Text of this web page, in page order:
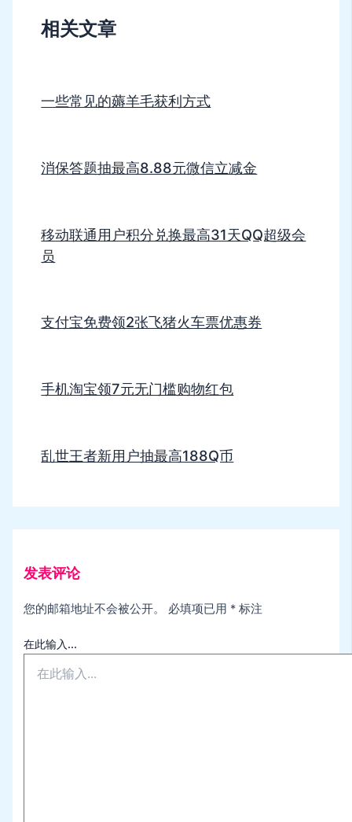
相关文章
一些常见的薅羊毛获利方式
消保答题抽最高8.88元微信立减金
移动联通用户积分兑换最高31天QQ超级会
员
支付宝免费领2张飞猪火车票优惠券
手机淘宝领7元无门槛购物红包
乱世王者新用户抽最高188Q币
发表评论
您的邮箱地址不会被公开。 必填项已用 * 标注
在此输入...